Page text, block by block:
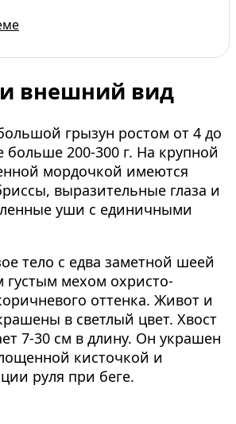
внешний вид
грызун ростом от 4 до
больше 200-300 г. На крупной
мордочкой имеются
выразительные глаза и
уши с единичными
тело с едва заметной шеей
густым мехом охристо-
оттенка. Живот и
в светлый цвет. Хвост
7-30 см в длину. Он украшен
кисточкой и
руля при беге.